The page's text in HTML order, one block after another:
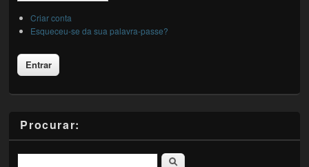
Criar conta
Esqueceu-se da sua palavra-passe?
Procurar:
Pesquisar